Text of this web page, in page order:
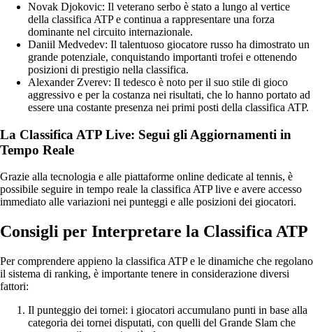
Novak Djokovic: Il veterano serbo è stato a lungo al vertice
della classifica ATP e continua a rappresentare una forza
dominante nel circuito internazionale.
Daniil Medvedev: Il talentuoso giocatore russo ha dimostrato un
grande potenziale, conquistando importanti trofei e ottenendo
posizioni di prestigio nella classifica.
Alexander Zverev: Il tedesco è noto per il suo stile di gioco
aggressivo e per la costanza nei risultati, che lo hanno portato ad
essere una costante presenza nei primi posti della classifica ATP.
La Classifica ATP Live: Segui gli Aggiornamenti in
Tempo Reale
Grazie alla tecnologia e alle piattaforme online dedicate al tennis, è
possibile seguire in tempo reale la classifica ATP live e avere accesso
immediato alle variazioni nei punteggi e alle posizioni dei giocatori.
Consigli per Interpretare la Classifica ATP
Per comprendere appieno la classifica ATP e le dinamiche che regolano
il sistema di ranking, è importante tenere in considerazione diversi
fattori:
Il punteggio dei tornei: i giocatori accumulano punti in base alla
categoria dei tornei disputati, con quelli del Grande Slam che